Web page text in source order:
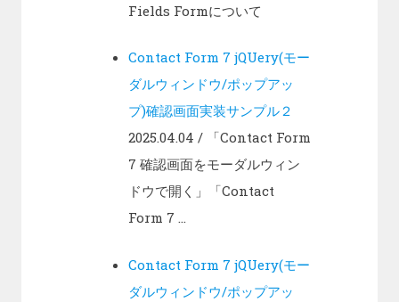
Fields Formについて
Contact Form 7 jQUery(モー
ダルウィンドウ/ポップアッ
プ)確認画面実装サンプル２
2025.04.04 / 「Contact Form
7 確認画面をモーダルウィン
ドウで開く」「Contact
Form 7 ...
Contact Form 7 jQUery(モー
ダルウィンドウ/ポップアッ